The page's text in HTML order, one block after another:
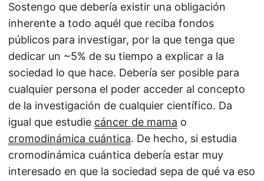
Sostengo que debería existir una obligación
inherente a todo aquél que reciba fondos
públicos para investigar, por la que tenga que
dedicar un ~5% de su tiempo a explicar a la
sociedad lo que hace. Debería ser posible para
cualquier persona el poder acceder al concepto
de la investigación de cualquier científico. Da
igual que estudie cáncer de mama o
cromodinámica cuántica. De hecho, si estudia
cromodinámica cuántica debería estar muy
interesado en que la sociedad sepa de qué va eso